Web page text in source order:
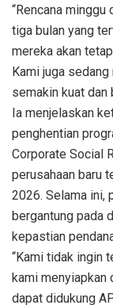
“Rencana
tiga bulan yang
mereka akan
Kami juga
semakin kuat dan
Ia menjelaskan
penghentian
Corporate Social
perusahaan baru
2026. Selama ini,
bergantung pada
kepastian
“Kami tidak ingin
kami menyiapkan
dapat didukung